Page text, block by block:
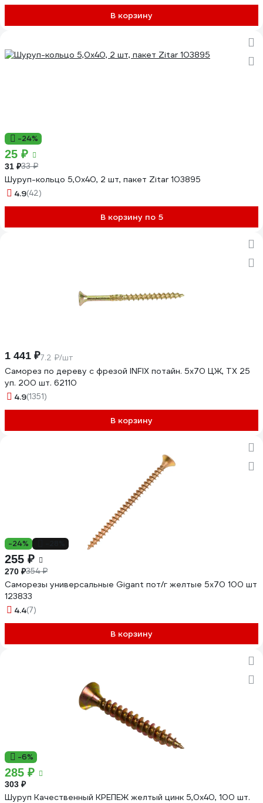
В корзину
-24%
25 ₽
31 ₽33 ₽
Шуруп-кольцо 5,0x40, 2 шт, пакет Zitar 103895
4.9(42)
В корзину по 5
1 441 ₽7.2 ₽/шт
Саморез по дереву с фрезой INFIX потайн. 5х70 ЦЖ, TX 25
уп. 200 шт. 62110
4.9(1351)
В корзину
-24%
255 ₽
270 ₽354 ₽
Саморезы универсальные Gigant пот/г желтые 5x70 100 шт
123833
4.4(7)
В корзину
-6%
285 ₽
303 ₽
Шуруп Качественный КРЕПЕЖ желтый цинк 5,0x40, 100 шт.